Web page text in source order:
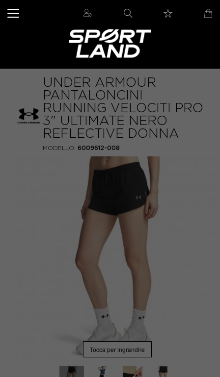
UNDER ARMOUR
PANTALONCINI
RUNNING VELOCITI PRO
3" ULTIMATE NERO
REFLECTIVE DONNA
MODELLO: 6009612-008
Tocca per ingrandire